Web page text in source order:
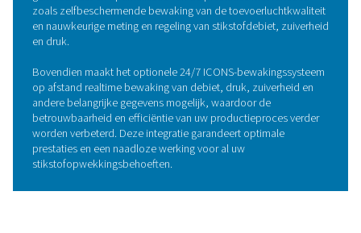
Zirkonium zuurstofsensoren
De PPNG 100-800 HE stikstofgeneratoren zijn uitgerust
geavanceerde zirkoniumsensoren, die een
nauwkeurigheid bij de meting van het zuurstofniveau
garanderen. Deze geavanceerde sensoren maken
de unieke eigenschappen van zirkoniumkeramiek en
snelle responstijden en een opmerkelijke